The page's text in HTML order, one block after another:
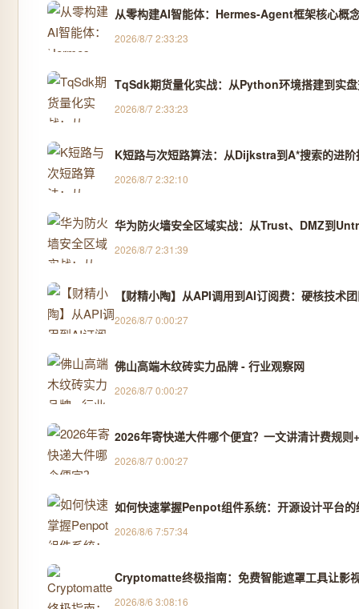
从零构建AI智能体：Hermes-Agent框架核心概
2026/8/7 2:33:23
TqSdk期货量化实战：从Python环境搭建到实
2026/8/7 2:33:23
K短路与次短路算法：从Dijkstra到A*搜索的进阶
2026/8/7 2:32:10
华为防火墙安全区域实战：从Trust、DMZ到
2026/8/7 2:31:39
【财精小陶】从API调用到AI订阅费：硬核技术
2026/8/7 0:00:27
佛山高端木纹砖实力品牌 - 行业观察网
2026/8/7 0:00:27
2026年寄快递大件哪个便宜？一文讲清计费规则
2026/8/7 0:00:27
如何快速掌握Penpot组件系统：开源设计平台的
2026/8/6 7:57:34
Cryptomatte终极指南：免费智能遮罩工具让影
2026/8/6 3:08:16